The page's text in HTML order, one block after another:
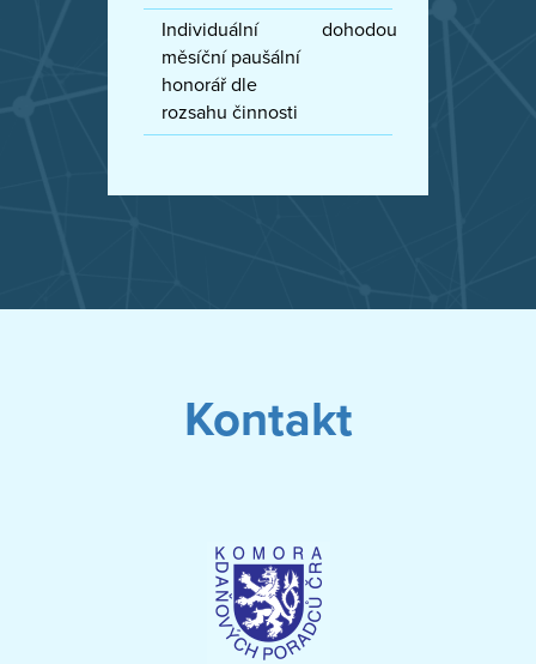
Individuální
měsíční paušální
honorář dle
rozsahu činnosti
dohodou
Kontakt